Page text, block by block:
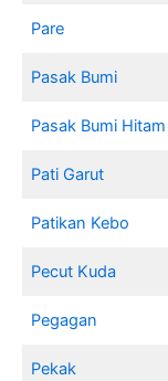
Pare
Pasak Bumi
Pasak Bumi Hitam
Pati Garut
Patikan Kebo
Pecut Kuda
Pegagan
Pekak